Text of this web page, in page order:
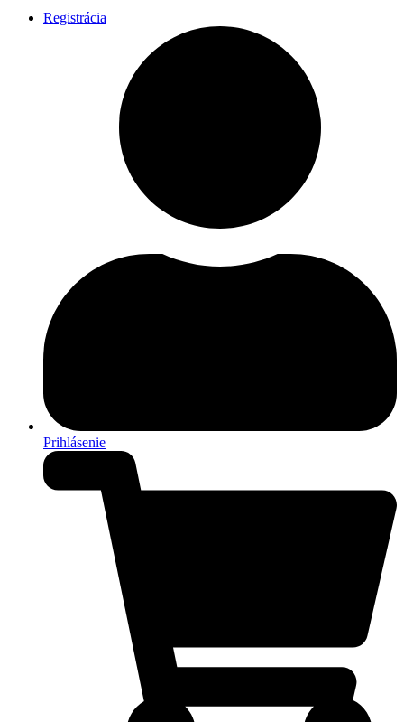
Registrácia
Prihlásenie